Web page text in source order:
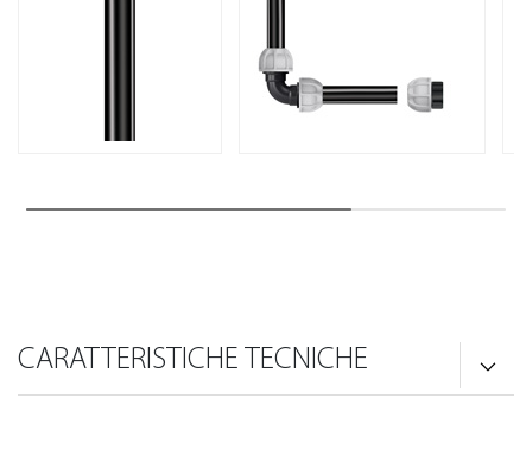
CARATTERISTICHE TECNICHE